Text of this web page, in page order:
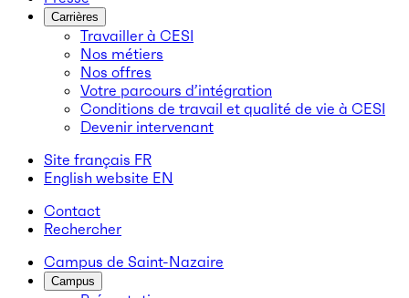
Carrières
Travailler à CESI
Nos métiers
Nos offres
Votre parcours d’intégration
Conditions de travail et qualité de vie à CESI
Devenir intervenant
Site français FR
English website EN
Contact
Rechercher
Campus de Saint-Nazaire
Campus